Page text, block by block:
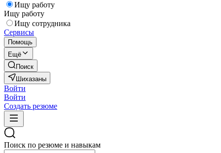
Ищу работу
Ищу работу
Ищу сотрудника
Сервисы
Помощь
Ещё
Поиск
Шихазаны
Войти
Войти
Создать резюме
Поиск по резюме и навыкам